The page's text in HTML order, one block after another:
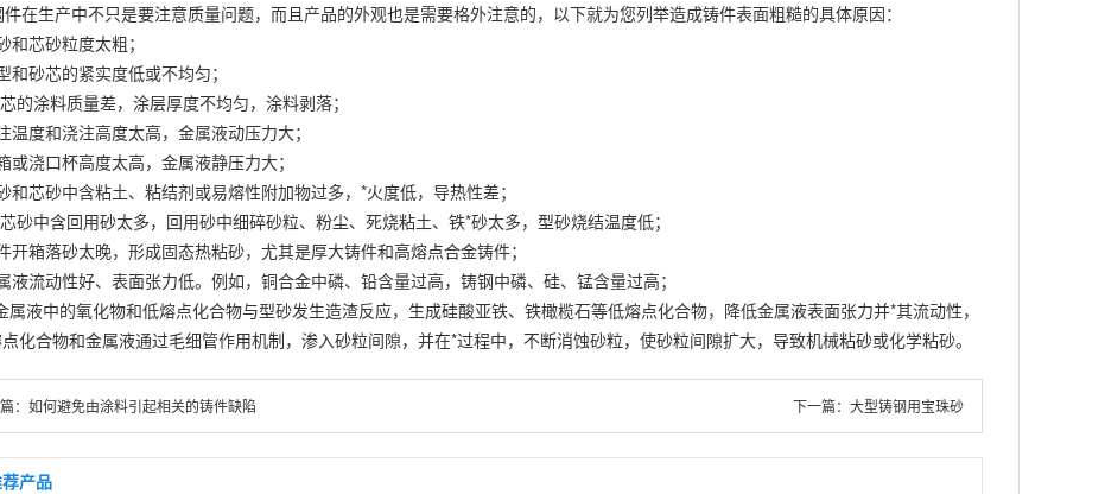
在生产中不只是要注意质量问题，而且产品的外观也是需要格外注意的，以下就为您列举造成铸件表面粗糙的具体原因：
和芯砂粒度太粗；
和砂芯的紧实度低或不均匀；
的涂料质量差，涂层厚度不均匀，涂料剥落；
温度和浇注高度太高，金属液动压力大；
或浇口杯高度太高，金属液静压力大；
和芯砂中含粘土、粘结剂或易熔性附加物过多，*火度低，导热性差；
砂中含回用砂太多，回用砂中细碎砂粒、粉尘、死烧粘土、铁*砂太多，型砂烧结温度低；
开箱落砂太晚，形成固态热粘砂，尤其是厚大铸件和高熔点合金铸件；
液流动性好、表面张力低。例如，铜合金中磷、铅含量过高，铸钢中磷、硅、锰含量过高；
属液中的氧化物和低熔点化合物与型砂发生造渣反应，生成硅酸亚铁、铁橄榄石等低熔点化合物，降低金属液表面张力并*其流动性，
化合物和金属液通过毛细管作用机制，渗入砂粒间隙，并在*过程中，不断消蚀砂粒，使砂粒间隙扩大，导致机械粘砂或化学粘砂。
： 如何避免由涂料引起相关的铸件缺陷 下一篇： 大型铸钢用宝珠砂
产品